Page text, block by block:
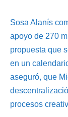
Sosa Alanís
apoyo de 270
propuesta que
en un
aseguró, que
procesos